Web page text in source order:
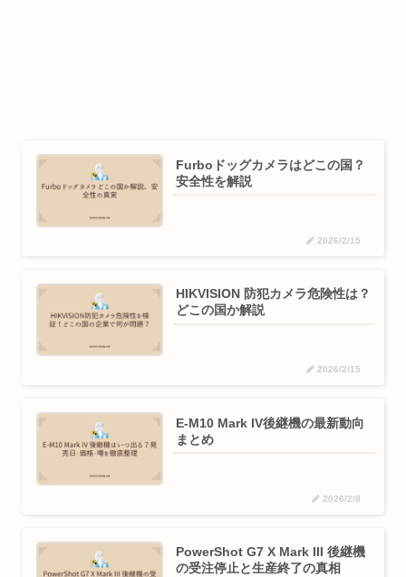
Furboドッグカメラはどこの国？
安全性を解説
2026/2/15
HIKVISION 防犯カメラ危険性は？
どこの国か解説
2026/2/15
E-M10 Mark IV後継機の最新動向
まとめ
2026/2/8
PowerShot G7 X Mark III 後継機
の受注停止と生産終了の真相